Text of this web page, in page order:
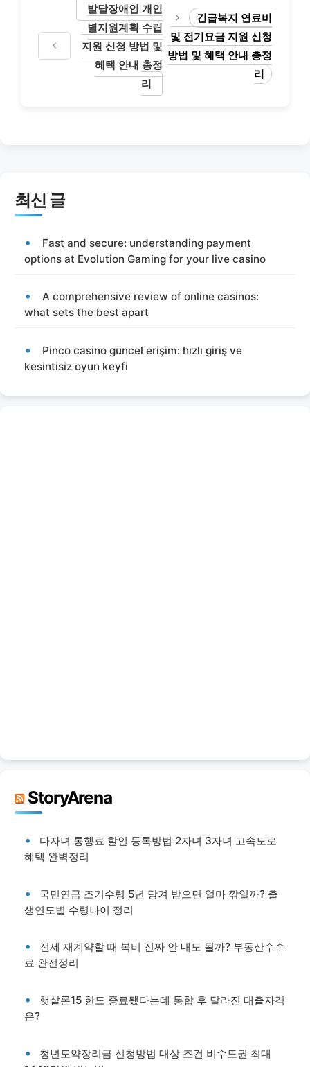
발달장애인 개인
별지원계획 수립
지원 신청 방법 및
혜택 안내 총정
리
긴급복지 연료비
및 전기요금 지원 신청
방법 및 혜택 안내 총정
리
최신 글
Fast and secure: understanding payment
options at Evolution Gaming for your live casino
A comprehensive review of online casinos:
what sets the best apart
Pinco casino güncel erişim: hızlı giriş ve
kesintisiz oyun keyfi
StoryArena
다자녀 통행료 할인 등록방법 2자녀 3자녀 고속도로
혜택 완벽정리
국민연금 조기수령 5년 당겨 받으면 얼마 깎일까? 출
생연도별 수령나이 정리
전세 재계약할 때 복비 진짜 안 내도 될까? 부동산수수
료 완전정리
햇살론15 한도 종료됐다는데 통합 후 달라진 대출자격
은?
청년도약장려금 신청방법 대상 조건 비수도권 최대